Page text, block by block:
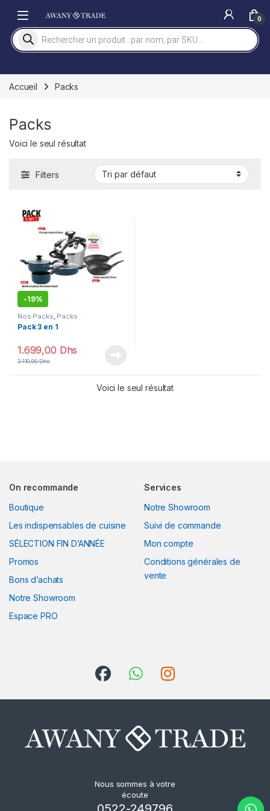
0
Recherche de produits
Accueil Packs
Packs
Voici le seul résultat
Filters
-19%
Nos Packs Packs
Pack 3 en 1
1.699,00 Dhs
2.110,00Dhs
Voici le seul résultat
On recommande
Boutique
Les indispensables de cuisine
SÉLECTION FIN D’ANNÉE
Promos
Bons d’achats
Notre Showroom
Espace PRO
Services
Notre Showroom
Suivi de commande
Mon compte
Conditions générales de
vente
Nous sommes à votre
écoute